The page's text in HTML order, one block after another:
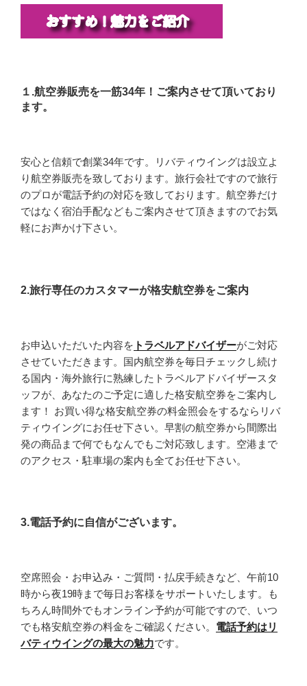
１.航空券販売を一筋34年！ご案内させて頂いており
ます。
安心と信頼で創業34年です。リバティウイングは設立よ
り航空券販売を致しております。旅行会社ですので旅行
のプロが電話予約の対応を致しております。航空券だけ
ではなく宿泊手配などもご案内させて頂きますのでお気
軽にお声かけ下さい。
2.旅行専任のカスタマーが格安航空券をご案内
お申込いただいた内容を トラベルアドバイザーがご対応
させていただきます。国内航空券を毎日チェックし続け
る国内・海外旅行に熟練したトラベルアドバイザースタ
ッフが、あなたのご予定に適した格安航空券をご案内し
ます！ お買い得な格安航空券の料金照会をするならリバ
ティウイングにお任せ下さい。早割の航空券から間際出
発の商品まで何でもなんでもご対応致します。空港まで
のアクセス・駐車場の案内も全てお任せ下さい。
3.電話予約に自信がございます。
空席照会・お申込み・ご質問・払戻手続きなど、午前10
時から夜19時まで毎日お客様をサポートいたします。も
ちろん時間外でもオンライン予約が可能ですので、いつ
でも格安航空券の料金をご確認ください。 電話予約はリ
バティウイングの最大の魅力です。